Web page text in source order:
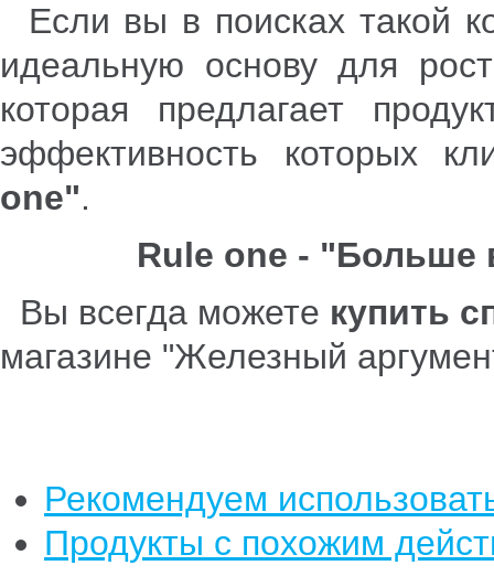
Если вы в поисках такой
идеальную основу для
которая предлагает
эффективность которых
one".
Rule one - "Больше
Вы всегда можете купить
магазине "Железный
Рекомендуем
Продукты с похожим